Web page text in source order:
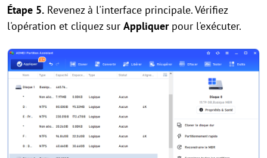
Étape 5. Revenez à l'interface principale. Vérifiez
l'opération et cliquez sur Appliquerpour l'exécuter.